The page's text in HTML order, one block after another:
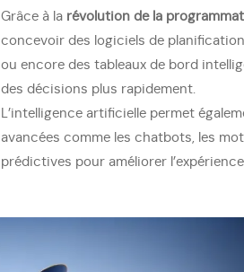
Grâce à la révolution de la
concevoir des logiciels de
ou encore des tableaux de bord
des décisions plus rapidement.
L’intelligence artificielle permet
avancées comme les chatbots, les
prédictives pour améliorer